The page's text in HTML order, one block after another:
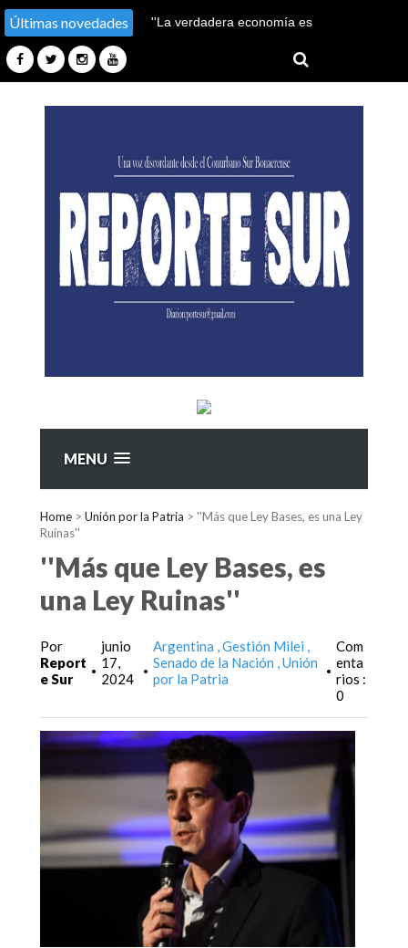
Últimas novedades
León XIV visitará la
MENU
Home > Unión por la Patria > ''Más que Ley Bases, es una Ley
Ruinas''
''Más que Ley Bases, es
una Ley Ruinas''
Por
Report
e Sur
•
junio
17,
2024
•
Argentina Gestión Milei
Senado de la Nación Unión
por la Patria
•
Com
enta
rios :
0